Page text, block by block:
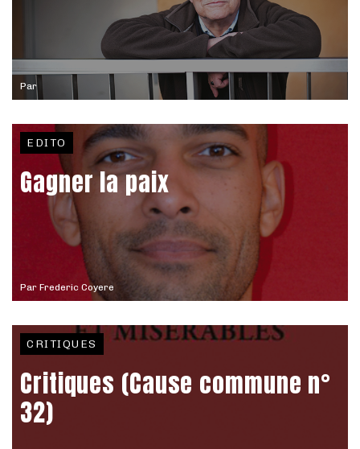
Par
Par Frederic Coyere
EDITO
Gagner la paix
CRITIQUES
Critiques (Cause commune n°
32)